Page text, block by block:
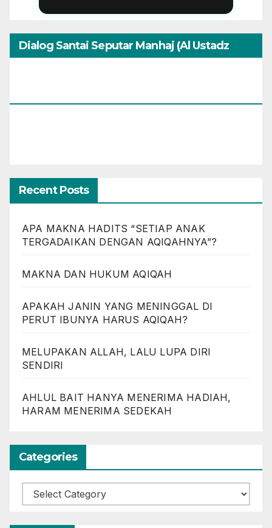
Dialog Santai Seputar Manhaj (Al Ustadz
Recent Posts
APA MAKNA HADITS “SETIAP ANAK
TERGADAIKAN DENGAN AQIQAHNYA”?
MAKNA DAN HUKUM AQIQAH
APAKAH JANIN YANG MENINGGAL DI
PERUT IBUNYA HARUS AQIQAH?
MELUPAKAN ALLAH, LALU LUPA DIRI
SENDIRI
AHLUL BAIT HANYA MENERIMA HADIAH,
HARAM MENERIMA SEDEKAH
Categories
Categories